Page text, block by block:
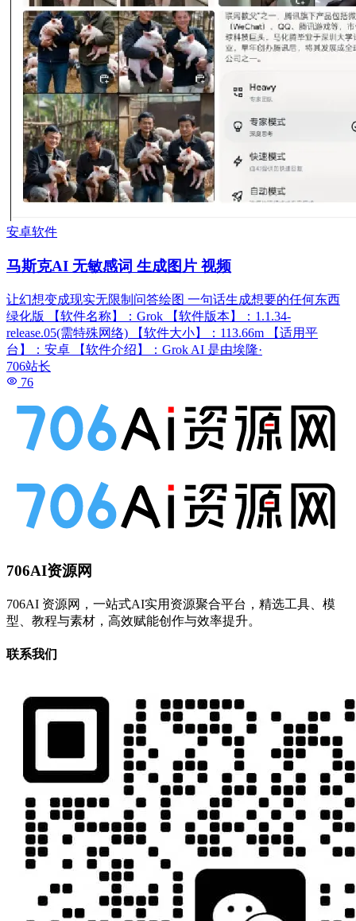
安卓软件
马斯克AI 无敏感词 生成图片 视频
让幻想变成现实无限制问答绘图 一句话生成想要的任何东西
绿化版 【软件名称】：Grok 【软件版本】：1.1.34-
release.05(需特殊网络) 【软件大小】：113.66m 【适用平
台】：安卓 【软件介绍】：Grok AI 是由埃隆·
706站长
76
706AI资源网
706AI 资源网，一站式AI实用资源聚合平台，精选工具、模
型、教程与素材，高效赋能创作与效率提升。
联系我们